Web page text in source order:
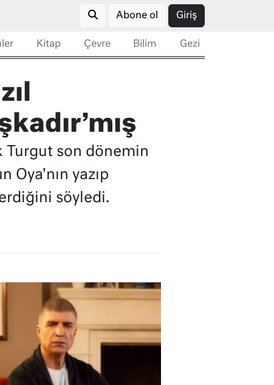
Abone ol Giriş
Kitap Çevre Bilim Gezi
Turgut son dönemin
Oya'nın yazıp
söyledi.